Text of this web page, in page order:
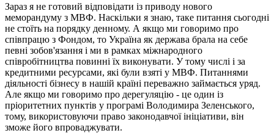
Зараз я не готовий відповідати із приводу нового
меморандуму з МВФ. Наскільки я знаю, таке питання сьогодні
не стоїть на порядку денному. А якщо ми говоримо про
співпрацю з Фондом, то Україна як держава брала на себе
певні зобов'язання і ми в рамках міжнародного
співробітництва повинні їх виконувати. У тому числі і за
кредитними ресурсами, які були взяті у МВФ. Питаннями
діяльності бізнесу в нашій країні переважно займається уряд.
Але якщо ми говоримо про дерегуляцію - це один із
пріоритетних пунктів у програмі Володимира Зеленського,
тому, використовуючи право законодавчої ініціативи, він
зможе його впроваджувати.